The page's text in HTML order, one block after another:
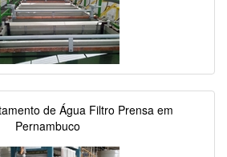
de Água Filtro Prensa em
Pernambuco